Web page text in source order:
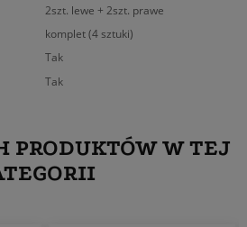
2szt. lewe + 2szt. prawe
komplet (4 sztuki)
Tak
Tak
PRODUKTÓW W TEJ